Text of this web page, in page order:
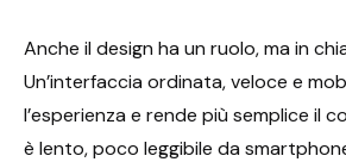
Anche il design ha un ruolo, ma in
Un’interfaccia ordinata, veloce e
l’esperienza e rende più semplice il
è lento, poco leggibile da